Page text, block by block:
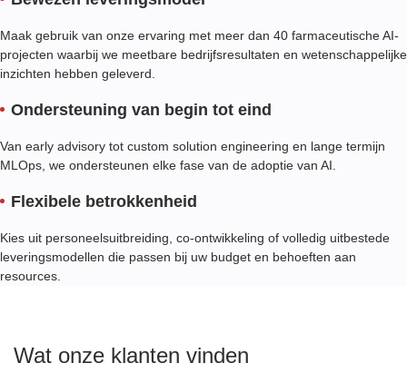
Maak gebruik van onze ervaring met meer dan 40 farmaceutische AI-
projecten waarbij we meetbare bedrijfsresultaten en wetenschappelijke
inzichten hebben geleverd.
Ondersteuning van begin tot eind
Van early advisory tot custom solution engineering en lange termijn
MLOps, we ondersteunen elke fase van de adoptie van AI.
Flexibele betrokkenheid
Kies uit personeelsuitbreiding, co-ontwikkeling of volledig uitbestede
leveringsmodellen die passen bij uw budget en behoeften aan
resources.
Wat onze klanten vinden